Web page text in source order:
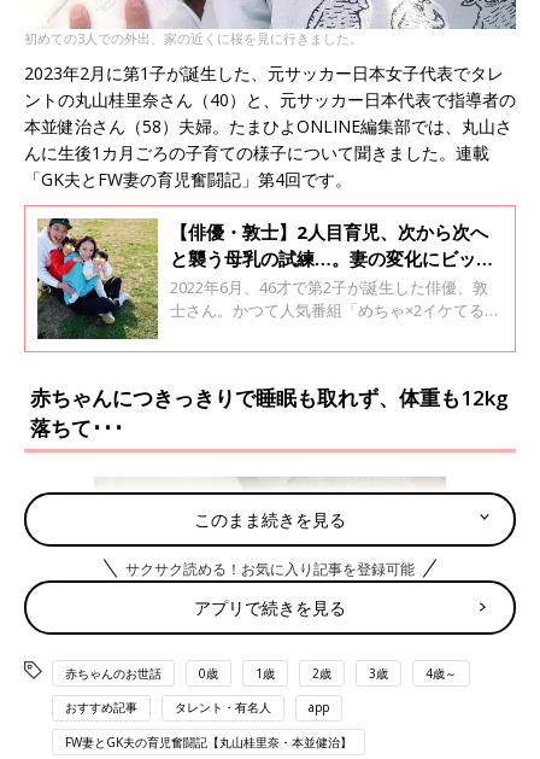
初めての3人での外出、家の近くに桜を見に行きました。
2023年2月に第1子が誕生した、元サッカー日本女子代表でタレ
ントの丸山桂里奈さん（40）と、元サッカー日本代表で指導者の
本並健治さん（58）夫婦。たまひよONLINE編集部では、丸山さ
んに生後1カ月ごろの子育ての様子について聞きました。連載
「GK夫とFW妻の育児奮闘記」第4回です。
【俳優・敦士】2人目育児、次から次へ
と襲う母乳の試練…。妻の変化にビック
リ
2022年6月、46才で第2子が誕生した俳優、敦
士さん。かつて人気番組「めちゃ×2イケてる
なった熱血パパです。この連載では、妻でモデ
アレコレを夫目線・パパ目線で語ってもらいま
た」第１４回
赤ちゃんにつきっきりで睡眠も取れず、体重も12kg
落ちて･･･
このまま続きを見る
サクサク読める！お気に入り記事を登録可能
アプリで続きを見る
赤ちゃんのお世話 0歳 1歳 2歳 3歳 4歳～
おすすめ記事 タレント・有名人 app
FW妻とGK夫の育児奮闘記【丸山桂里奈・本並健治】